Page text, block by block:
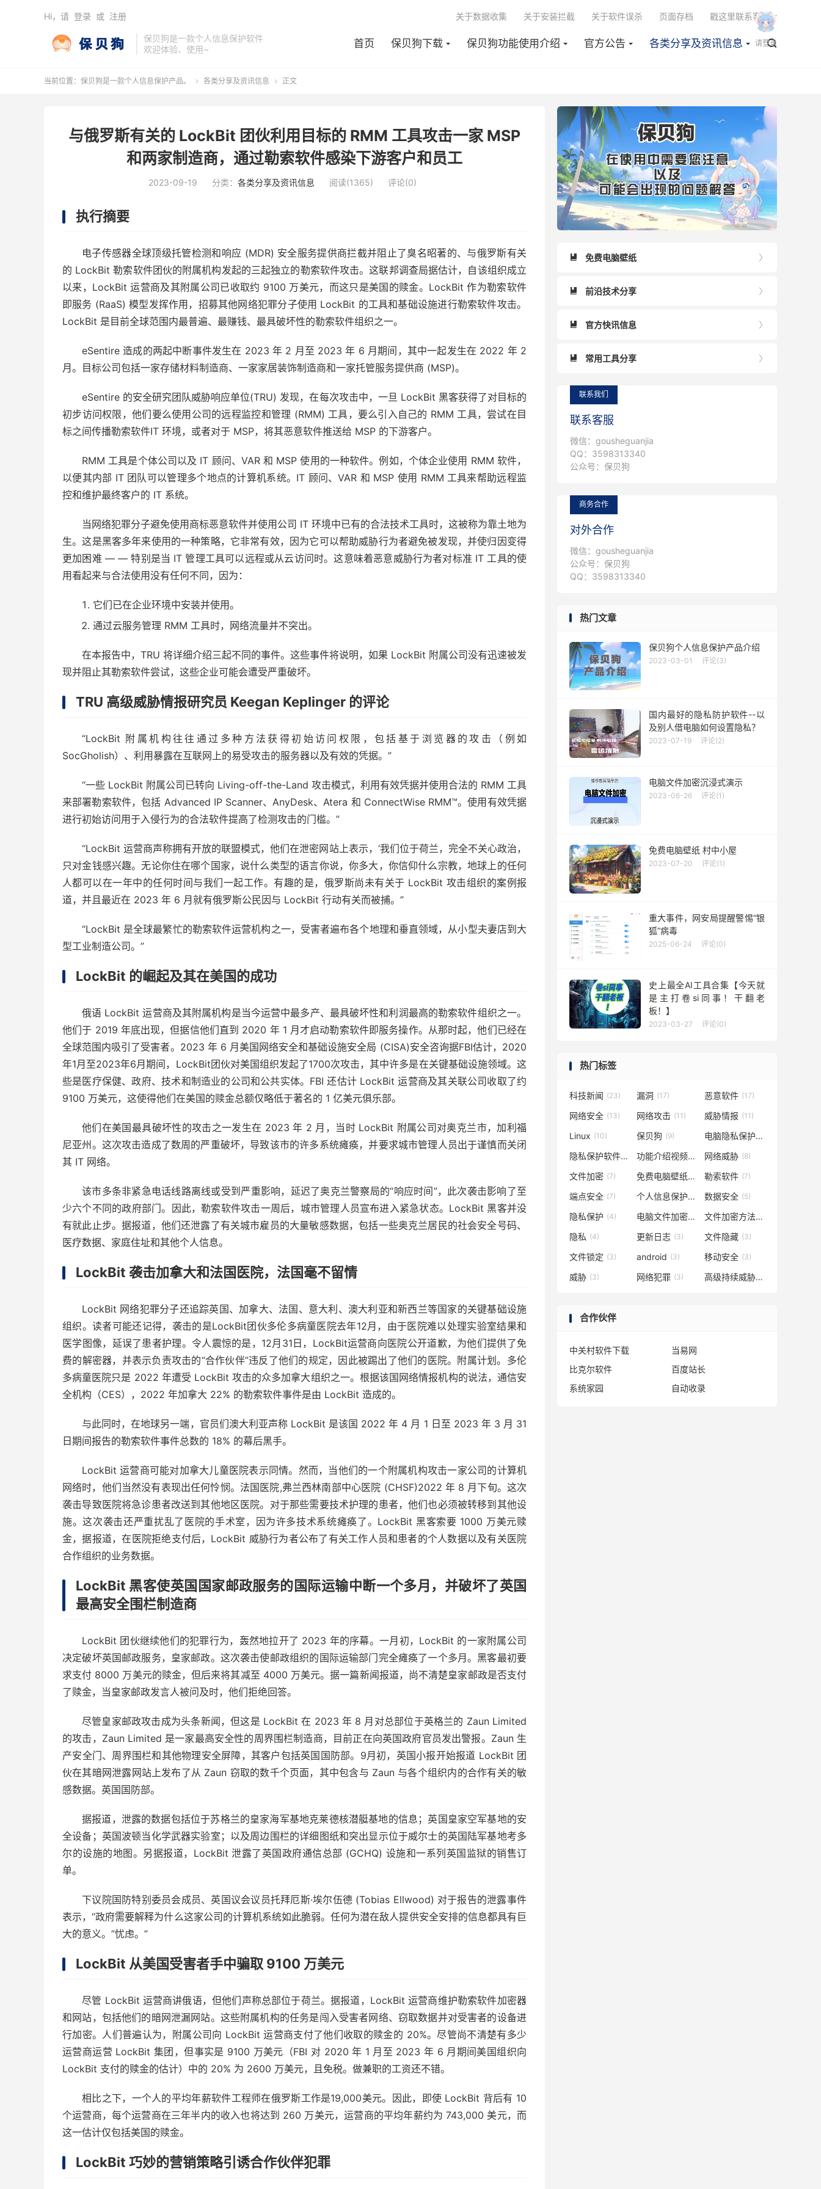
保贝狗是一款个人信息保护软件
欢迎体验、使用~
首页 保贝狗下载 保贝狗功能使用介绍 官方公告 各类分享及资讯信息 
关于数据收集 关于安装拦截 关于软件误杀 页面存档 戳这里联系客服
Hi，请 登录 或 注册
请登录
当前位置： 保贝狗是一款个人信息保护产品。  各类分享及资讯信息  正文
与俄罗斯有关的 LockBit 团伙利用目标的 RMM 工具攻击一家 MSP
和两家制造商，通过勒索软件感染下游客户和员工
2023-09-19 分类： 各类分享及资讯信息 阅读(1365) 评论(0)
执行摘要
电子传感器全球顶级托管检测和响应 (MDR) 安全服务提供商拦截并阻止了臭名昭著的、与俄罗斯有关
的 LockBit 勒索软件团伙的附属机构发起的三起独立的勒索软件攻击。这联邦调查局据估计，自该组织成立
以来，LockBit 运营商及其附属公司已收取约 9100 万美元，而这只是美国的赎金。LockBit 作为勒索软件
即服务 (RaaS) 模型发挥作用，招募其他网络犯罪分子使用 LockBit 的工具和基础设施进行勒索软件攻击。
LockBit 是目前全球范围内最普遍、最赚钱、最具破坏性的勒索软件组织之一。
eSentire 造成的两起中断事件发生在 2023 年 2 月至 2023 年 6 月期间，其中一起发生在 2022 年 2
月。目标公司包括一家存储材料制造商、一家家居装饰制造商和一家托管服务提供商 (MSP)。
eSentire 的安全研究团队威胁响应单位(TRU) 发现，在每次攻击中，一旦 LockBit 黑客获得了对目标的
初步访问权限，他们要么使用公司的远程监控和管理 (RMM) 工具，要么引入自己的 RMM 工具，尝试在目
标之间传播勒索软件IT 环境，或者对于 MSP，将其恶意软件推送给 MSP 的下游客户。
RMM 工具是个体公司以及 IT 顾问、VAR 和 MSP 使用的一种软件。例如，个体企业使用 RMM 软件，
以便其内部 IT 团队可以管理多个地点的计算机系统。IT 顾问、VAR 和 MSP 使用 RMM 工具来帮助远程监
控和维护最终客户的 IT 系统。
当网络犯罪分子避免使用商标恶意软件并使用公司 IT 环境中已有的合法技术工具时，这被称为靠土地为
生。这是黑客多年来使用的一种策略，它非常有效，因为它可以帮助威胁行为者避免被发现，并使归因变得
更加困难 — — 特别是当 IT 管理工具可以远程或从云访问时。这意味着恶意威胁行为者对标准 IT 工具的使
用看起来与合法使用没有任何不同，因为：
它们已在企业环境中安装并使用。
通过云服务管理 RMM 工具时，网络流量并不突出。
在本报告中，TRU 将详细介绍三起不同的事件。这些事件将说明，如果 LockBit 附属公司没有迅速被发
现并阻止其勒索软件尝试，这些企业可能会遭受严重破坏。
TRU 高级威胁情报研究员 Keegan Keplinger 的评论
“LockBit 附属机构往往通过多种方法获得初始访问权限，包括基于浏览器的攻击（例如
SocGholish）、利用暴露在互联网上的易受攻击的服务器以及有效的凭据。”
“一些 LockBit 附属公司已转向 Living-off-the-Land 攻击模式，利用有效凭据并使用合法的 RMM 工具
来部署勒索软件，包括 Advanced IP Scanner、AnyDesk、Atera 和 ConnectWise RMM™。使用有效凭据
进行初始访问用于入侵行为的合法软件提高了检测攻击的门槛。”
“LockBit 运营商声称拥有开放的联盟模式，他们在泄密网站上表示，‘我们位于荷兰，完全不关心政治，
只对金钱感兴趣。无论你住在哪个国家，说什么类型的语言你说，你多大，你信仰什么宗教，地球上的任何
人都可以在一年中的任何时间与我们一起工作。有趣的是，俄罗斯尚未有关于 LockBit 攻击组织的案例报
道，并且最近在 2023 年 6 月就有俄罗斯公民因与 LockBit 行动有关而被捕。”
“LockBit 是全球最繁忙的勒索软件运营机构之一，受害者遍布各个地理和垂直领域，从小型夫妻店到大
型工业制造公司。”
LockBit 的崛起及其在美国的成功
俄语 LockBit 运营商及其附属机构是当今运营中最多产、最具破坏性和利润最高的勒索软件组织之一。
他们于 2019 年底出现，但据信他们直到 2020 年 1 月才启动勒索软件即服务操作。从那时起，他们已经在
全球范围内吸引了受害者。2023 年 6 月美国网络安全和基础设施安全局 (CISA)安全咨询据FBI估计，2020
年1月至2023年6月期间，LockBit团伙对美国组织发起了1700次攻击，其中许多是在关键基础设施领域。这
些是医疗保健、政府、技术和制造业的公司和公共实体。FBI 还估计 LockBit 运营商及其关联公司收取了约
9100 万美元，这使得他们在美国的赎金总额仅略低于著名的 1 亿美元俱乐部。
他们在美国最具破坏性的攻击之一发生在 2023 年 2 月，当时 LockBit 附属公司对奥克兰市，加利福
尼亚州。这次攻击造成了数周的严重破坏，导致该市的许多系统瘫痪，并要求城市管理人员出于谨慎而关闭
其 IT 网络。
该市多条非紧急电话线路离线或受到严重影响，延迟了奥克兰警察局的“响应时间”，此次袭击影响了至
少六个不同的政府部门。因此，勒索软件攻击一周后，城市管理人员宣布进入紧急状态。LockBit 黑客并没
有就此止步。据报道，他们还泄露了有关城市雇员的大量敏感数据，包括一些奥克兰居民的社会安全号码、
医疗数据、家庭住址和其他个人信息。
LockBit 袭击加拿大和法国医院，法国毫不留情
LockBit 网络犯罪分子还追踪英国、加拿大、法国、意大利、澳大利亚和新西兰等国家的关键基础设施
组织。读者可能还记得，袭击的是LockBit团伙多伦多病童医院去年12月，由于医院难以处理实验室结果和
医学图像，延误了患者护理。令人震惊的是，12月31日，LockBit运营商向医院公开道歉，为他们提供了免
费的解密器，并表示负责攻击的“合作伙伴”违反了他们的规定，因此被踢出了他们的医院。附属计划。多伦
多病童医院只是 2022 年遭受 LockBit 攻击的众多加拿大组织之一。根据该国网络情报机构的说法，通信安
全机构（CES），2022 年加拿大 22% 的勒索软件事件是由 LockBit 造成的。
与此同时，在地球另一端，官员们澳大利亚声称 LockBit 是该国 2022 年 4 月 1 日至 2023 年 3 月 31
日期间报告的勒索软件事件总数的 18% 的幕后黑手。
LockBit 运营商可能对加拿大儿童医院表示同情。然而，当他们的一个附属机构攻击一家公司的计算机
网络时，他们当然没有表现出任何怜悯。法国医院,弗兰西林南部中心医院 (CHSF)2022 年 8 月下旬。这次
袭击导致医院将急诊患者改送到其他地区医院。对于那些需要技术护理的患者，他们也必须被转移到其他设
施。这次袭击还严重扰乱了医院的手术室，因为许多技术系统瘫痪了。LockBit 黑客索要 1000 万美元赎
金，据报道，在医院拒绝支付后，LockBit 威胁行为者公布了有关工作人员和患者的个人数据以及有关医院
合作组织的业务数据。
LockBit 黑客使英国国家邮政服务的国际运输中断一个多月，并破坏了英国
最高安全围栏制造商
LockBit 团伙继续他们的犯罪行为，轰然地拉开了 2023 年的序幕。一月初，LockBit 的一家附属公司
决定破坏英国邮政服务，皇家邮政。这次袭击使邮政组织的国际运输部门完全瘫痪了一个多月。黑客最初要
求支付 8000 万美元的赎金，但后来将其减至 4000 万美元。据一篇新闻报道，尚不清楚皇家邮政是否支付
了赎金，当皇家邮政发言人被问及时，他们拒绝回答。
尽管皇家邮政攻击成为头条新闻，但这是 LockBit 在 2023 年 8 月对总部位于英格兰的 Zaun Limited
的攻击，Zaun Limited 是一家最高安全性的周界围栏制造商，目前正在向英国政府官员发出警报。Zaun 生
产安全门、周界围栏和其他物理安全屏障，其客户包括英国国防部。9月初，英国小报开始报道 LockBit 团
伙在其暗网泄露网站上发布了从 Zaun 窃取的数千个页面，其中包含与 Zaun 与各个组织内的合作有关的敏
感数据。英国国防部。
据报道，泄露的数据包括位于苏格兰的皇家海军基地克莱德核潜艇基地的信息；英国皇家空军基地的安
全设备；英国波顿当化学武器实验室；以及周边围栏的详细图纸和突出显示位于威尔士的英国陆军基地考多
尔的设施的地图。另据报道，LockBit 泄露了英国政府通信总部 (GCHQ) 设施和一系列英国监狱的销售订
单。
下议院国防特别委员会成员、英国议会议员托拜厄斯·埃尔伍德 (Tobias Ellwood) 对于报告的泄露事件
表示，“政府需要解释为什么这家公司的计算机系统如此脆弱。任何为潜在敌人提供安全安排的信息都具有巨
大的意义。”忧虑。”
LockBit 从美国受害者手中骗取 9100 万美元
尽管 LockBit 运营商讲俄语，但他们声称总部位于荷兰。据报道，LockBit 运营商维护勒索软件加密器
和网站，包括他们的暗网泄漏网站。这些附属机构的任务是闯入受害者网络、窃取数据并对受害者的设备进
行加密。人们普遍认为，附属公司向 LockBit 运营商支付了他们收取的赎金的 20%。尽管尚不清楚有多少
运营商运营 LockBit 集团，但事实是 9100 万美元（FBI 对 2020 年 1 月至 2023 年 6 月期间美国组织向
LockBit 支付的赎金的估计）中的 20% 为 2600 万美元，且免税。做兼职的工资还不错。
相比之下，一个人的平均年薪软件工程师在俄罗斯工作是19,000美元。因此，即使 LockBit 背后有 10
个运营商，每个运营商在三年半内的收入也将达到 260 万美元，运营商的平均年薪约为 743,000 美元，而
这一估计仅包括美国的赎金。
LockBit 巧妙的营销策略引诱合作伙伴犯罪



 免费电脑壁纸

 前沿技术分享

 官方快讯信息

 常用工具分享
联系我们
联系客服
微信：gousheguanjia
QQ：3598313340
公众号：保贝狗
商务合作
对外合作
微信：gousheguanjia
公众号：保贝狗
QQ：3598313340
热门文章
保贝狗个人信息保护产品介绍
2023-03-01 评论(3)
国内最好的隐私防护软件--以
及别人借电脑如何设置隐私？
2023-07-19 评论(2)
电脑文件加密沉浸式演示
2023-06-26 评论(1)
免费电脑壁纸 村中小屋
2023-07-20 评论(1)
重大事件，网安局提醒警惕“银
狐”病毒
2025-06-24 评论(0)
史上最全AI工具合集【今天就
是主打卷si同事！干翻老
板！】
2023-03-27 评论(0)
热门标签
科技新闻 (23) 漏洞 (17) 恶意软件 (17)
网络安全 (13) 网络攻击 (11) 威胁情报 (11)
Linux (10) 保贝狗 (9) 电脑隐私保护
(9)
隐私保护软件
(8) 功能介绍视频(8) 网络威胁 (8)
文件加密 (7) 免费电脑壁纸(7) 勒索软件 (7)
端点安全 (7) 个人信息保护(5) 数据安全 (5)
隐私保护 (4) 电脑文件加密(4) 文件加密方法(4)
隐私 (4) 更新日志 (3) 文件隐藏 (3)
文件锁定 (3) android (3) 移动安全 (3)
威胁 (3) 网络犯罪 (3) 高级持续威胁(3)
合作伙伴
中关村软件下载
当易网
比克尔软件
百度站长
系统家园
自动收录